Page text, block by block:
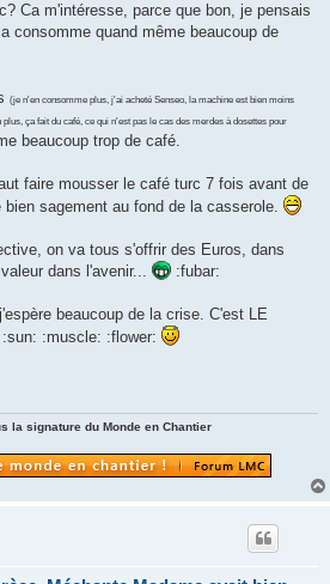
Ca m'intéresse, parce que bon, je pensais
consomme quand même beaucoup de
(je n'en consomme plus, j'ai acheté Senseo, la machine est bien moins
ça fait du café, ce qui n'est pas le cas des merdes à dosettes pour
beaucoup trop de café.
faire mousser le café turc 7 fois avant de
sagement au fond de la casserole.
on va tous s'offrir des Euros, dans
dans l'avenir...
:fubar:
beaucoup de la crise. C'est LE
:muscle: :flower:
la signature du Monde en Chantier